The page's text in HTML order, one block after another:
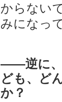
からない
みになっ
――逆に、
ども、ど
か？